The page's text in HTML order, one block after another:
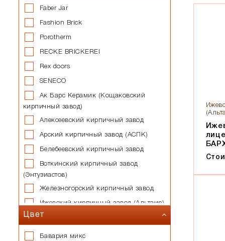
Faber Jar
Fashion Brick
Porotherm
RECKE BRICKEREI
Rex doors
SENECO
Ак Барс Керамик (Кощаковский
кирпичный завод)
Алексеевский кирпичный завод
Арский кирпичный завод (АСПК)
Белебеевский кирпичный завод
Воткинский кирпичный завод
(Энтузиастов)
Железногорский кирпичный завод
Ижевский кирпичный завод (Альтаир)
Казанский завод силикатных
Цвет
Бавария микс